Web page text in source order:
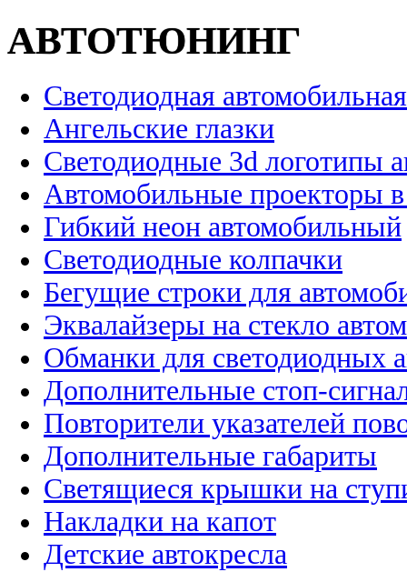
АВТОТЮНИНГ
Светодиодная
Ангельские глазки
Светодиодные 3d логотипы
Автомобильные проекторы
Гибкий неон автомобильный
Светодиодные колпачки
Бегущие строки для
Эквалайзеры на стекло
Обманки для светодиодных
Дополнительные стоп-
Повторители указателей
Дополнительные габариты
Светящиеся крышки на
Накладки на капот
Детские автокресла